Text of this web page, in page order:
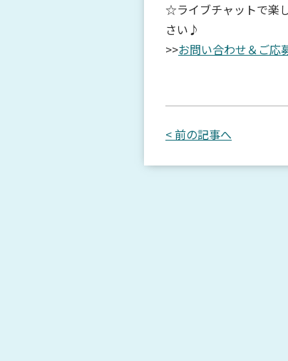
☆ライブチャットで楽
さい♪
>>お問い合わせ＆ご応
< 前の記事へ